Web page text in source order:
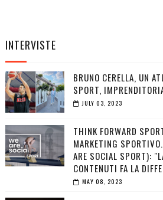
INTERVISTE
BRUNO CERELLA, UN
SPORT,
JULY 03, 2023
THINK FORWARD
MARKETING
ARE SOCIAL SPORT):
CONTENUTI FA LA
MAY 08, 2023